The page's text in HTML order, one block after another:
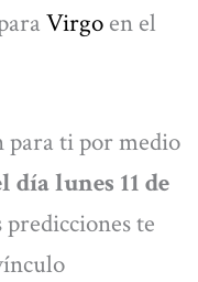
Virgo en el
para ti por medio
lunes 11 de
te